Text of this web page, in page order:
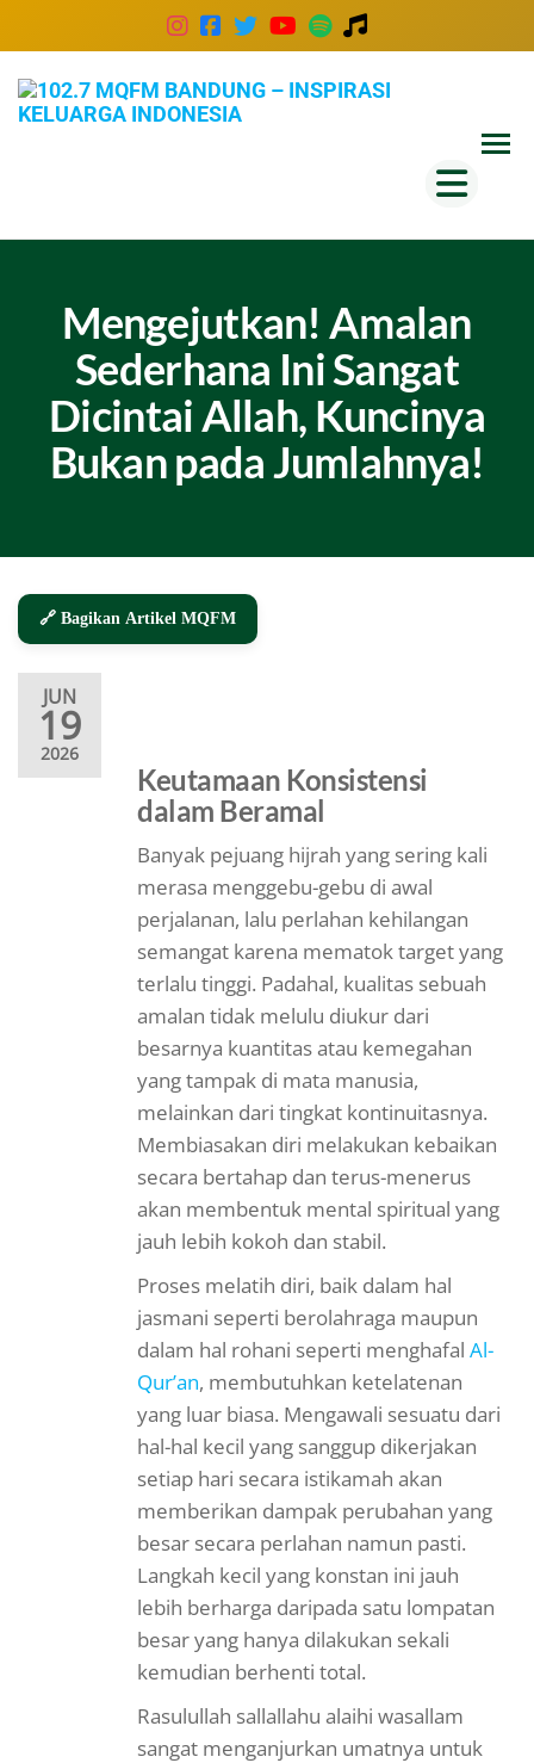
Mengejutkan! Amalan
Sederhana Ini Sangat
Dicintai Allah, Kuncinya
Bukan pada Jumlahnya!
🔗 Bagikan Artikel MQFM
JUN
19
2026
Keutamaan Konsistensi
dalam Beramal
Banyak pejuang hijrah yang sering kali
merasa menggebu-gebu di awal
perjalanan, lalu perlahan kehilangan
semangat karena mematok target yang
terlalu tinggi. Padahal, kualitas sebuah
amalan tidak melulu diukur dari
besarnya kuantitas atau kemegahan
yang tampak di mata manusia,
melainkan dari tingkat kontinuitasnya.
Membiasakan diri melakukan kebaikan
secara bertahap dan terus-menerus
akan membentuk mental spiritual yang
jauh lebih kokoh dan stabil.
Proses melatih diri, baik dalam hal
jasmani seperti berolahraga maupun
dalam hal rohani seperti menghafal Al-
Qur’an, membutuhkan ketelatenan
yang luar biasa. Mengawali sesuatu dari
hal-hal kecil yang sanggup dikerjakan
setiap hari secara istikamah akan
memberikan dampak perubahan yang
besar secara perlahan namun pasti.
Langkah kecil yang konstan ini jauh
lebih berharga daripada satu lompatan
besar yang hanya dilakukan sekali
kemudian berhenti total.
Rasulullah sallallahu alaihi wasallam
sangat menganjurkan umatnya untuk